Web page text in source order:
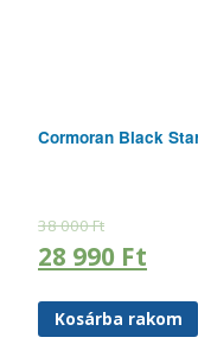
Cormoran Black
38 000Ft
28 990 Ft
Kosárba rakom